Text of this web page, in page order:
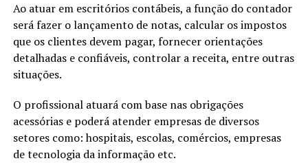
Ao atuar em escritórios contábeis, a função do contador
será fazer o lançamento de notas, calcular os impostos
que os clientes devem pagar, fornecer orientações
detalhadas e confiáveis, controlar a receita, entre outras
situações.
O profissional atuará com base nas obrigações
acessórias e poderá atender empresas de diversos
setores como: hospitais, escolas, comércios, empresas
de tecnologia da informação etc.